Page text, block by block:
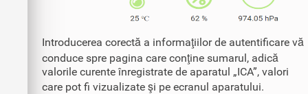
Introducerea corectă a informaţiilor de autentificare vă
conduce spre pagina care conţine sumarul, adică
valorile curente înregistrate de aparatul „ICA”, valori
care pot fi vizualizate şi pe ecranul aparatului.